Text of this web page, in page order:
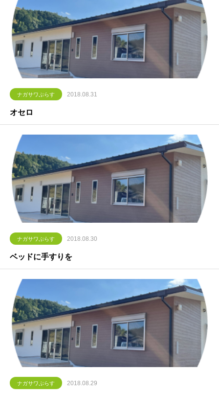
ナガサワぷらす 2018.08.31
オセロ
ナガサワぷらす 2018.08.30
ベッドに手すりを
ナガサワぷらす 2018.08.29